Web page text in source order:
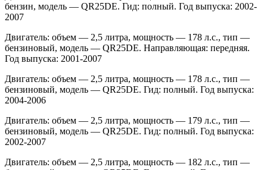
бензин, модель — QR25DE. Гид: полный. Год выпуска: 2002-
2007
Двигатель: объем — 2,5 литра, мощность — 178 л.с., тип —
бензиновый, модель — QR25DE. Направляющая: передняя.
Год выпуска: 2001-2007
Двигатель: объем — 2,5 литра, мощность — 178 л.с., тип —
бензиновый, модель — QR25DE. Гид: полный. Год выпуска:
2004-2006
Двигатель: объем — 2,5 литра, мощность — 179 л.с., тип —
бензиновый, модель — QR25DE. Гид: полный. Год выпуска:
2002-2007
Двигатель: объем — 2,5 литра, мощность — 182 л.с., тип —